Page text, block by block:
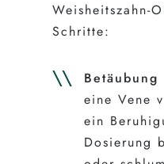
Weisheitszahn-
Schritte:
eine Vene
ein
Dosierung